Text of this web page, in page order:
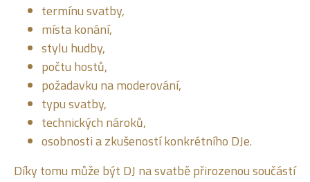
termínu svatby,
místa konání,
stylu hudby,
počtu hostů,
požadavku na moderování,
typu svatby,
technických nároků,
osobnosti a zkušeností konkrétního DJe.
Díky tomu může být DJ na svatbě přirozenou součástí